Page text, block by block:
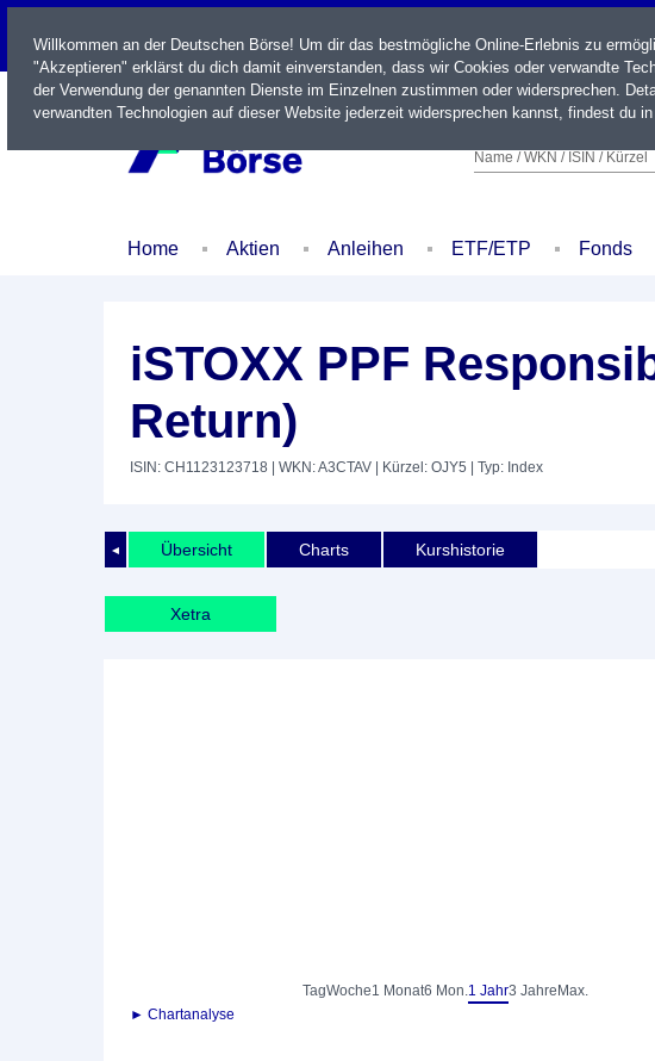
LIVE
Name / WKN / ISIN / Kürzel
Home Aktien Anleihen ETF/ETP Fonds
iSTOXX PPF
Return)
ISIN: CH1123123718 | WKN: A3CTAV | Kürzel: OJY5 | Typ: Index
◄ Übersicht Charts Kurshistorie
Xetra
TagWoche1 Monat6 Mon.1 Jahr3 Jahre Max.
► Chartanalyse
Willkommen an der Deutschen Börse! Um dir das bestmögliche Online-Erlebnis zu
"Akzeptieren" erklärst du dich damit einverstanden, dass wir Cookies oder verwandte
der Verwendung der genannten Dienste im Einzelnen zustimmen oder widersprechen.
verwandten Technologien auf dieser Website jederzeit widersprechen kannst, findest du